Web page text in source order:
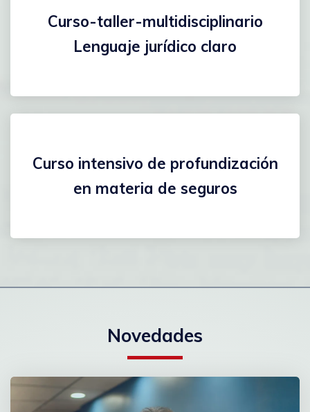
Curso-taller-multidisciplinario
Lenguaje jurídico claro
Curso intensivo de profundización
en materia de seguros
Novedades